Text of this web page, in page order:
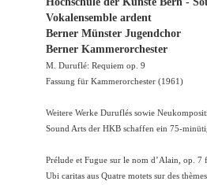
Vokalensemble ardent
Berner Münster Jugendchor
Berner Kammerorchester
M. Duruflé: Requiem op. 9
Fassung für Kammerorchester (1961)
Weitere Werke Duruflés sowie
Sound Arts der HKB schaffen ein 75-
Prélude et Fugue sur le nom d’Alain, op.
Ubi caritas aus Quatre motets sur des